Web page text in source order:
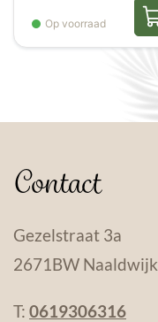
Op voorraad
Contact
Gezelstraat 3a
2671BW Naaldwijk
T: 0619306316